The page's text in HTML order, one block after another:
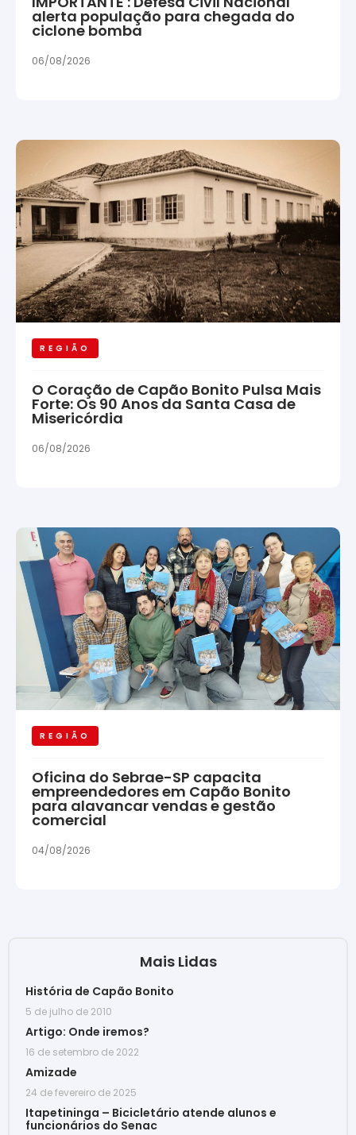
alerta população para chegada do
ciclone bomba
06/08/2026
REGIÃO
O Coração de Capão Bonito Pulsa Mais
Forte: Os 90 Anos da Santa Casa de
Misericórdia
06/08/2026
REGIÃO
Oficina do Sebrae-SP capacita
empreendedores em Capão Bonito
para alavancar vendas e gestão
comercial
04/08/2026
Mais Lidas
História de Capão Bonito
5 de julho de 2010
Artigo: Onde iremos?
16 de setembro de 2022
Amizade
24 de fevereiro de 2025
Itapetininga – Bicicletário atende alunos e
funcionários do Senac